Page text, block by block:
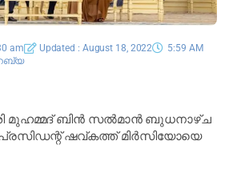
am Updated : August 18, 2022
5:59 AM
മുഹമ്മദ് ബിൻ സൽമാൻ ബുധനാഴ്ച
പ്രസിഡന്റ് ഷവ്കത്ത് മിർസിയോയെ